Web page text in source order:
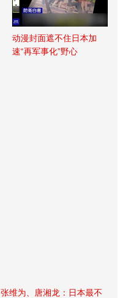
动漫封面遮不住日本加
速“再军事化”野心
张维为、唐湘龙：日本最不